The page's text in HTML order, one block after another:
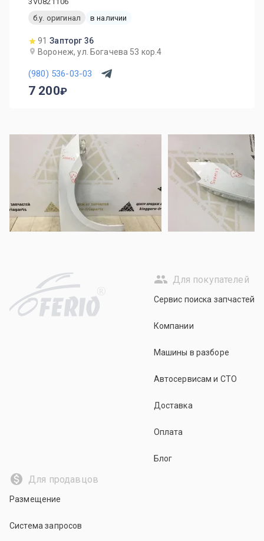
б.у. оригинал
в наличии
91 Запторг 36
Воронеж, ул. Богачева 53 кор.4
(980) 536-03-03
7 200
R
Для покупателей
Сервис поиска запчастей
Компании
Машины в разборе
Автосервисам и СТО
Доставка
Оплата
Блог
Для продавцов
Размещение
Система запросов